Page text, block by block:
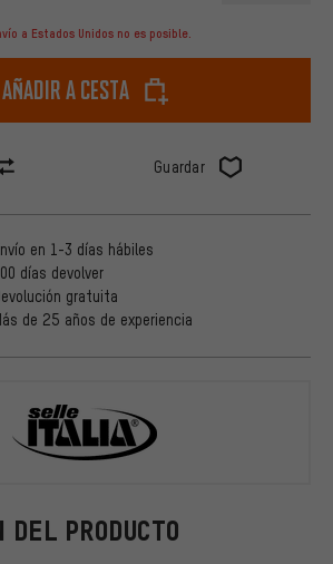
a Estados Unidos no es posible.
Añadir a cesta
Guardar
DEL PRODUCTO
en 1-3 días hábiles
días devolver
gratuita
de 25 años de experiencia